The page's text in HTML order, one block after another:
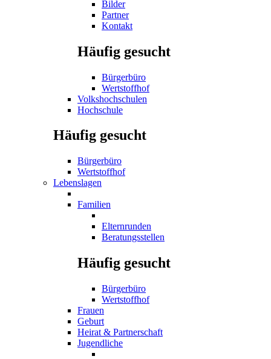
Bilder
Partner
Kontakt
Häufig gesucht
Bürgerbüro
Wertstoffhof
Volkshochschulen
Hochschule
Häufig gesucht
Bürgerbüro
Wertstoffhof
Lebenslagen
Familien
Elternrunden
Beratungsstellen
Häufig gesucht
Bürgerbüro
Wertstoffhof
Frauen
Geburt
Heirat & Partnerschaft
Jugendliche